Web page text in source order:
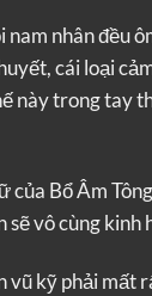
nam nhân đều
cái loại
này trong tay
của Bổ Âm
sẽ vô cùng kinh
kỹ phải mất